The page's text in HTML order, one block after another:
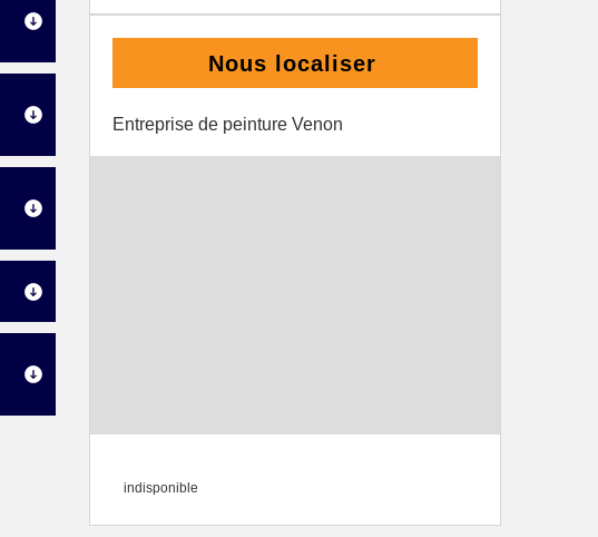
Nous localiser
Entreprise de peinture Venon
indisponible